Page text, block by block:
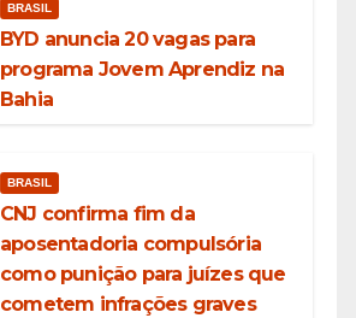
BRASIL
BYD anuncia 20 vagas para
programa Jovem Aprendiz na
Bahia
BRASIL
CNJ confirma fim da
aposentadoria compulsória
como punição para juízes que
cometem infrações graves